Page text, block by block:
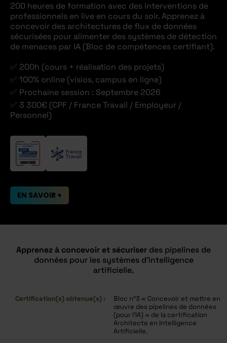
200 heures de formation avec des interventions de
professionnels en live en cours du soir.Apprenez à
concevoir des architectures de flux de données
sécurisées pour alimenter des systèmes de détection
de menaces par IA (Bloc de compétences certifiant).
✅ 200h (cours + réalisation des projets)
✅ 100% online (visios, campus en ligne)
✅ Prochaine session : Septembre 2026
✅ 3 300€ (CPF / France Travail / Employeur /
Personnel)
EN SAVOIR +
Apprenez à concevoir et sécuriser des pipelines de
données pour les systèmes d’intelligence
artificielle.
Certification(s) obtenue(s) :
Bloc n°3 « Concevoir et mettre en
œuvre des pipelines de données
(pour l’IA) » de la certification
Architecte en Intelligence
Artificielle.